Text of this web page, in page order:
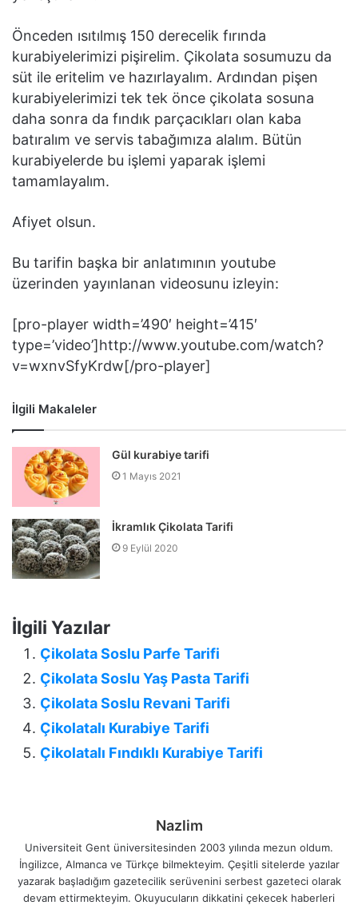
Önceden ısıtılmış 150 derecelik fırında
kurabiyelerimizi pişirelim. Çikolata sosumuzu da
süt ile eritelim ve hazırlayalım. Ardından pişen
kurabiyelerimizi tek tek önce çikolata sosuna
daha sonra da fındık parçacıkları olan kaba
batıralım ve servis tabağımıza alalım. Bütün
kurabiyelerde bu işlemi yaparak işlemi
tamamlayalım.
Afiyet olsun.
Bu tarifin başka bir anlatımının youtube
üzerinden yayınlanan videosunu izleyin:
[pro-player width=’490′ height=’415′
type=’video’]http://www.youtube.com/watch?
v=wxnvSfyKrdw[/pro-player]
İlgili Makaleler
Gül kurabiye tarifi
1 Mayıs 2021
İkramlık Çikolata Tarifi
9 Eylül 2020
İlgili Yazılar
Çikolata Soslu Parfe Tarifi
Çikolata Soslu Yaş Pasta Tarifi
Çikolata Soslu Revani Tarifi
Çikolatalı Kurabiye Tarifi
Çikolatalı Fındıklı Kurabiye Tarifi
Nazlim
Universiteit Gent üniversitesinden 2003 yılında mezun oldum.
İngilizce, Almanca ve Türkçe bilmekteyim. Çeşitli sitelerde yazılar
yazarak başladığım gazetecilik serüvenini serbest gazeteci olarak
devam ettirmekteyim. Okuyucuların dikkatini çekecek haberleri